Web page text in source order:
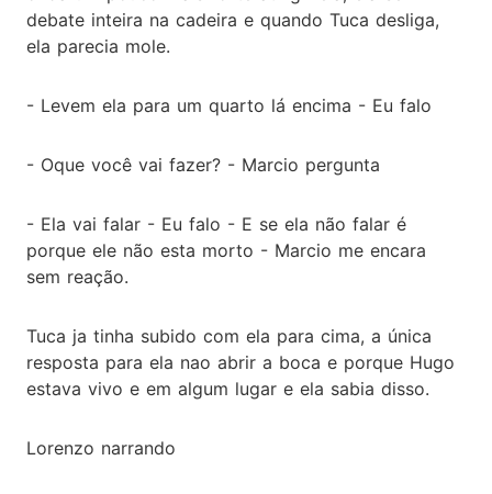
debate inteira na cadeira e quando Tuca desliga,
ela parecia mole.
- Levem ela para um quarto lá encima - Eu falo
- Oque você vai fazer? - Marcio pergunta
- Ela vai falar - Eu falo - E se ela não falar é
porque ele não esta morto - Marcio me encara
sem reação.
Tuca ja tinha subido com ela para cima, a única
resposta para ela nao abrir a boca e porque Hugo
estava vivo e em algum lugar e ela sabia disso.
Lorenzo narrando